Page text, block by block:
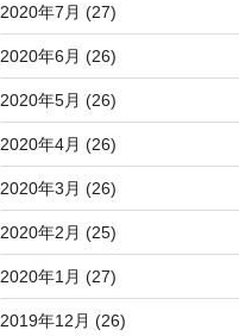
2020年7月 (27)
2020年6月 (26)
2020年5月 (26)
2020年4月 (26)
2020年3月 (26)
2020年2月 (25)
2020年1月 (27)
2019年12月 (26)